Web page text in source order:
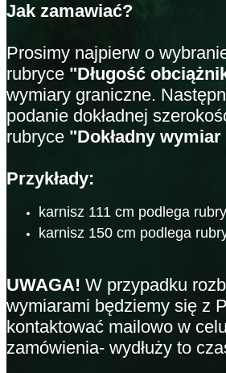
Jak zamawiać?
Prosimy najpierw o
rubryce "Długość
wymiary graniczne.
podanie dokładnej
rubryce "Dokładny
Przykłady:
karnisz 111 cm podlega
karnisz 150 cm podlega
UWAGA! W przypadku
wymiarami będziemy się z
kontaktować mailowo w
zamówienia- wydłuży to